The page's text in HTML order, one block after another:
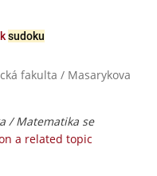
sudoku
fakulta / Masarykova
/ Matematika se
a related topic